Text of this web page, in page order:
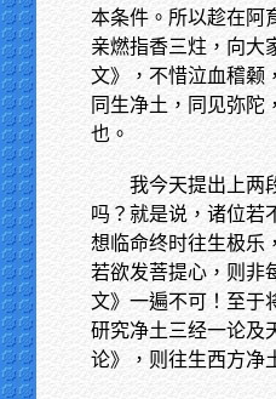
本条件。所以趁在阿
亲燃指香三炷，向大
文》，不惜泣血稽颡
同生净土，同见弥陀
也。
我今天提出上两
吗？就是说，诸位若
想临命终时往生极乐
若欲发菩提心，则非
文》一遍不可！至于
研究净土三经一论及
论》，则往生西方净